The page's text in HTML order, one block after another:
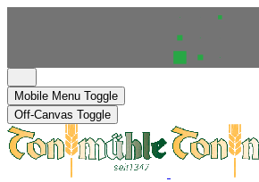
Mobile Menu Toggle
Off-Canvas Toggle